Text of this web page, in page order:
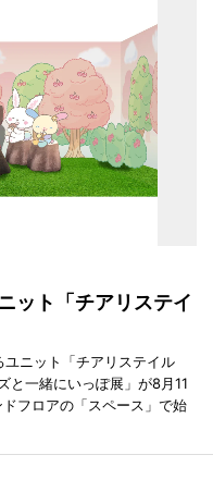
ット「チアリステイ
ニット「チアリステイル
と一緒にいっぽ展」が8月11
フロアの「スペース」で始